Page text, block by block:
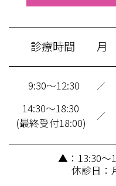
診療時間 月
9:30～12:30 ／
14:30～18:30
(最終受付18:00)
／
▲：13:30～
休診日：